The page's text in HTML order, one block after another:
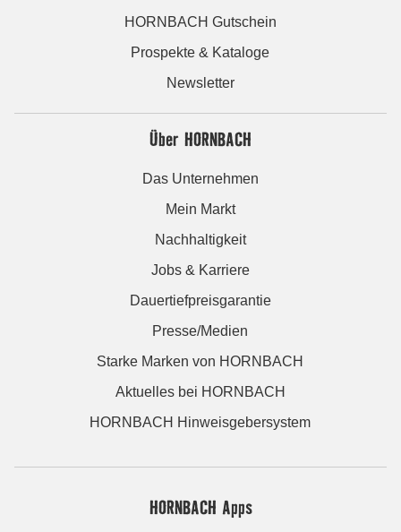
HORNBACH Gutschein
Prospekte & Kataloge
Newsletter
Über HORNBACH
Das Unternehmen
Mein Markt
Nachhaltigkeit
Jobs & Karriere
Dauertiefpreisgarantie
Presse/Medien
Starke Marken von HORNBACH
Aktuelles bei HORNBACH
HORNBACH Hinweisgebersystem
HORNBACH Apps